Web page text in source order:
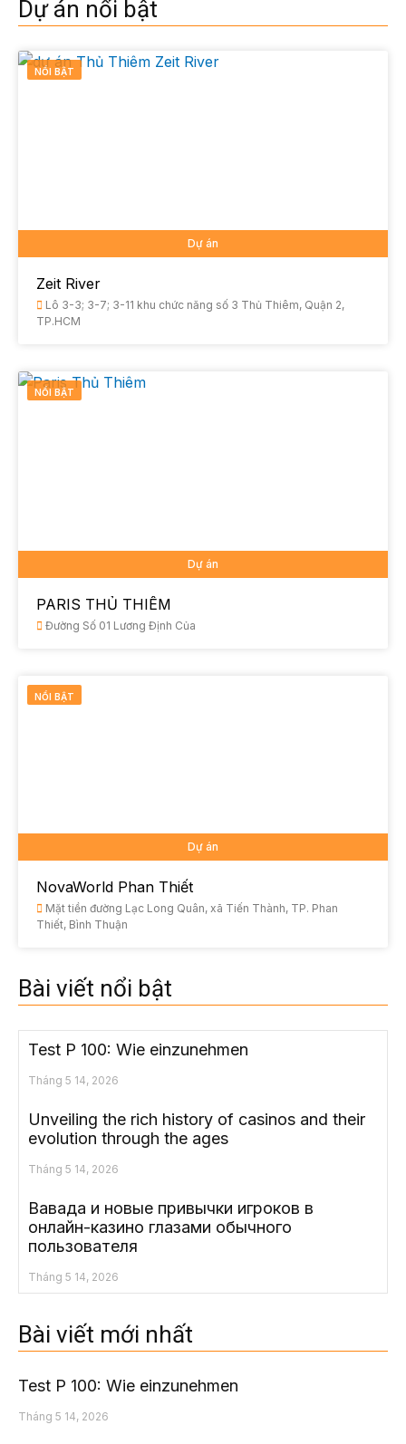
Dự án nổi bật
NỔI BẬT
Dự án
Zeit River
Lô 3-3; 3-7; 3-11 khu chức năng số 3 Thủ Thiêm, Quận 2,
TP.HCM
NỔI BẬT
Dự án
PARIS THỦ THIÊM
Đường Số 01 Lương Định Của
NỔI BẬT
Dự án
NovaWorld Phan Thiết
Mặt tiền đường Lạc Long Quân, xã Tiến Thành, TP. Phan
Thiết, Bình Thuận
Bài viết nổi bật
Test P 100: Wie einzunehmen
Tháng 5 14, 2026
Unveiling the rich history of casinos and their
evolution through the ages
Tháng 5 14, 2026
Вавада и новые привычки игроков в
онлайн-казино глазами обычного
пользователя
Tháng 5 14, 2026
Bài viết mới nhất
Test P 100: Wie einzunehmen
Tháng 5 14, 2026